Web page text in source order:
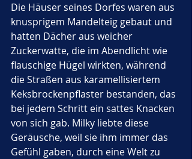
Die Häuser seines Dorfes waren aus
knusprigem Mandelteig gebaut und
hatten Dächer aus weicher
Zuckerwatte, die im Abendlicht wie
flauschige Hügel wirkten, während
die Straßen aus karamellisiertem
Keksbrockenpflaster bestanden, das
bei jedem Schritt ein sattes Knacken
von sich gab. Milky liebte diese
Geräusche, weil sie ihm immer das
Gefühl gaben, durch eine Welt zu